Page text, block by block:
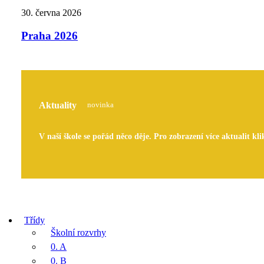
30. června 2026
Praha 2026
Aktuality novinka
V naší škole se pořád něco děje. Pro zobrazení více aktualit
Třídy
Školní rozvrhy
0. A
0. B